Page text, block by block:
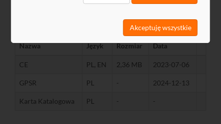
Akceptuję wszystkie
Nazwa Język Rozmiar Data
CE PL, EN 2,36 MB 2023-07-06
GPSR PL - 2024-12-13
Karta Katalogowa PL - -